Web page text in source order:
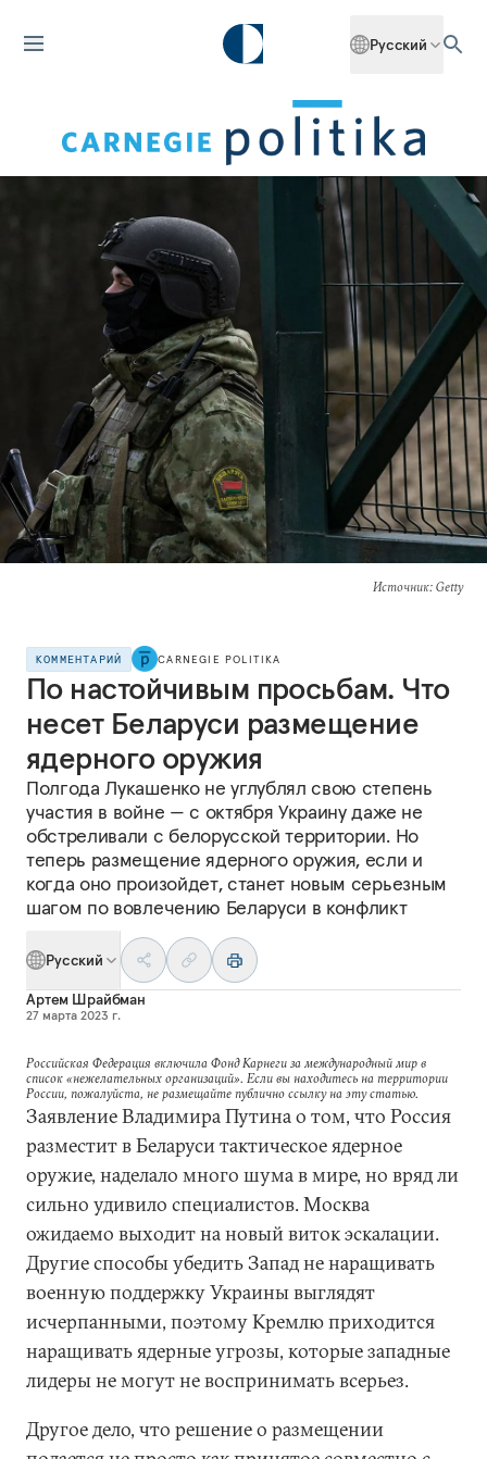
Русский
Источник: Getty
КОММЕНТАРИЙ CARNEGIE POLITIKA
По настойчивым просьбам. Что
несет Беларуси размещение
ядерного оружия
Полгода Лукашенко не углублял свою степень
участия в войне — с октября Украину даже не
обстреливали с белорусской территории. Но
теперь размещение ядерного оружия, если и
когда оно произойдет, станет новым серьезным
шагом по вовлечению Беларуси в конфликт
Русский
Артем Шрайбман
27 марта 2023 г.
Российская Федерация включила Фонд Карнеги за международный мир в
список «нежелательных организаций». Если вы находитесь на территории
России, пожалуйста, не размещайте публично ссылку на эту статью.
Заявление Владимира Путина о том, что Россия
разместит в Беларуси тактическое ядерное
оружие, наделало много шума в мире, но вряд ли
сильно удивило специалистов. Москва
ожидаемо выходит на новый виток эскалации.
Другие способы убедить Запад не наращивать
военную поддержку Украины выглядят
исчерпанными, поэтому Кремлю приходится
наращивать ядерные угрозы, которые западные
лидеры не могут не воспринимать всерьез.
Другое дело, что решение о размещении